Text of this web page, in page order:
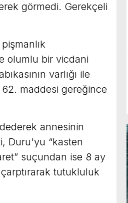
görmedi. Gerekçeli
olumlu bir vicdani
varlığı ile
62. maddesi gereğince
annesinin
Duru'yu “kasten
suçundan ise 8 ay
tutukluluk